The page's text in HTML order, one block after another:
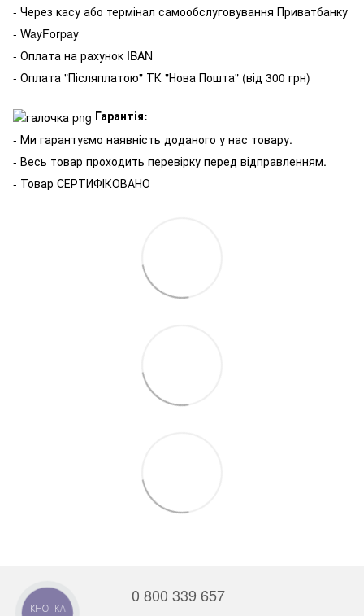
- Через касу або термінал самообслуговування Приватбанку
- WayForpay
- Оплата на рахунок IBAN
- Оплата "Післяплатою" ТК "Нова Пошта" (від 300 грн)
Гарантія:
- Ми гарантуємо наявність доданого у нас товару.
- Весь товар проходить перевірку перед відправленням.
- Товар СЕРТИФІКОВАНО
0 800 339 657
КНОПКА